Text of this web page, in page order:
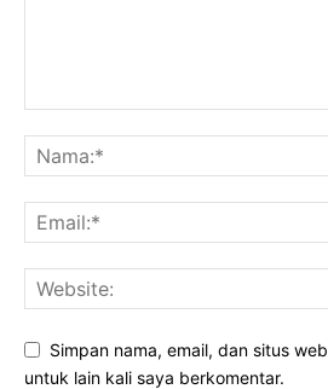
Simpan nama, email, dan situs
untuk lain kali saya berkomentar.